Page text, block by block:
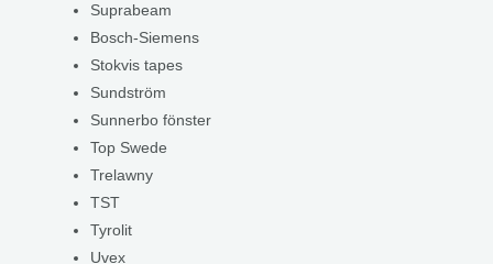
Suprabeam
Bosch-Siemens
Stokvis tapes
Sundström
Sunnerbo fönster
Top Swede
Trelawny
TST
Tyrolit
Uvex